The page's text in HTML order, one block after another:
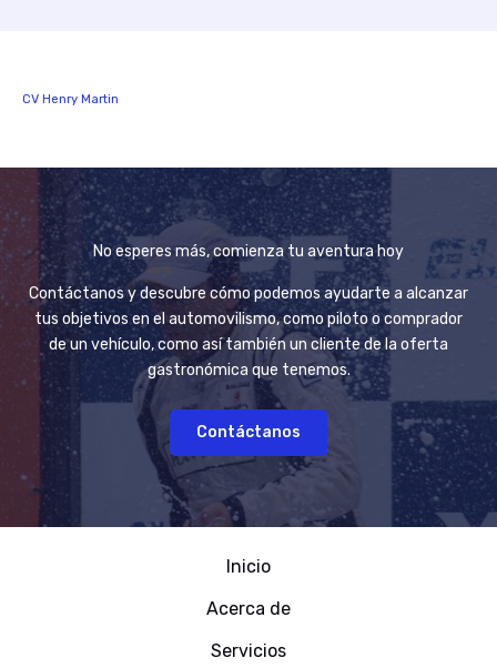
CV Henry Martin
No esperes más, comienza tu aventura hoy
Contáctanos y descubre cómo podemos ayudarte a alcanzar
tus objetivos en el automovilismo, como piloto o comprador
de un vehículo, como así también un cliente de la oferta
gastronómica que tenemos.
Contáctanos
Inicio
Acerca de
Servicios